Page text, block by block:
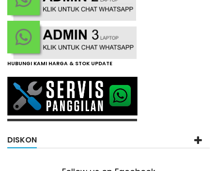
HUBUNGI KAMI HARGA & STOK UPDATE
DISKON